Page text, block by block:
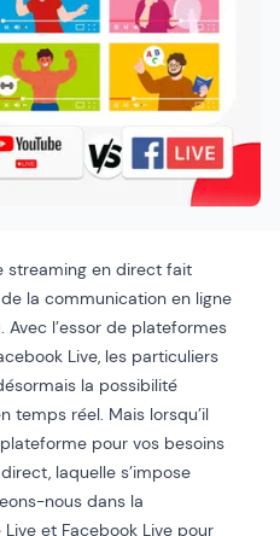
streaming en direct fait
la communication en ligne
l’essor de plateformes
Live, les particuliers
la possibilité
temps réel. Mais lorsqu’il
pour vos besoins
laquelle s’impose
nous dans la
et Facebook Live pour